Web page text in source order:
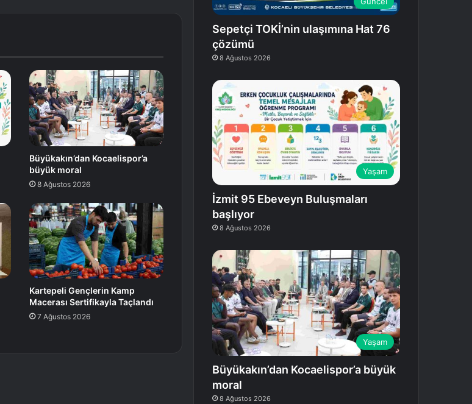
Büyükakın’dan Kocaelispor’a
büyük moral
8 Ağustos 2026
Kartepeli Gençlerin Kamp
Macerası Sertifikayla Taçlandı
7 Ağustos 2026
Sepetçi TOKİ’nin ulaşımına Hat 76
çözümü
8 Ağustos 2026
Yaşam
İzmit 95 Ebeveyn Buluşmaları
başlıyor
8 Ağustos 2026
Yaşam
Büyükakın’dan Kocaelispor’a büyük
moral
8 Ağustos 2026